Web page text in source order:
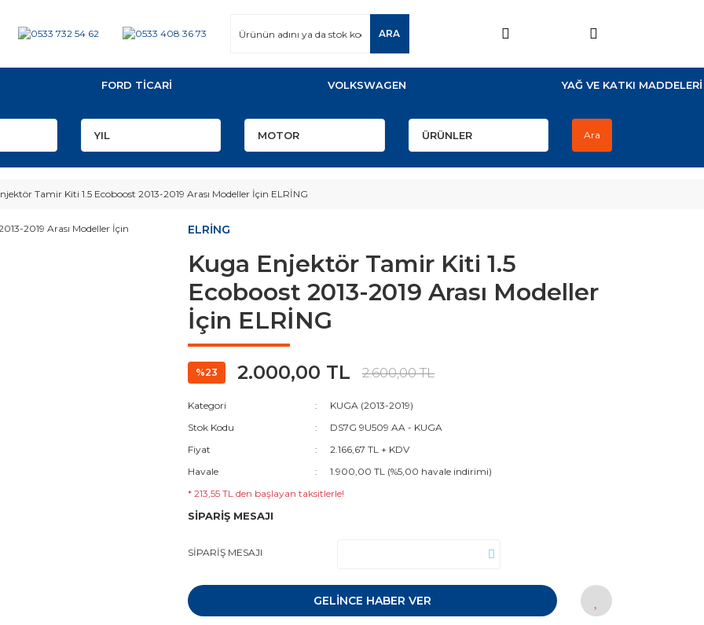
ARA
FORD TİCARİ VOLKSWAGEN YAĞ VE KATKI MADDELERİ
Ara
Tamir Kiti 1.5 Ecoboost 2013-2019 Arası Modeller İçin ELRİNG
ELRİNG
Kuga Enjektör Tamir Kiti 1.5
Ecoboost 2013-2019 Arası Modeller
İçin ELRİNG
%23 2.000,00 TL 2.600,00 TL
Kategori
KUGA (2013-2019)
Stok Kodu
DS7G 9U509 AA - KUGA
Fiyat
2.166,67 TL + KDV
Havale
1.900,00 TL (%5,00 havale indirimi)
* 213,55 TL den başlayan taksitlerle!
SİPARİŞ MESAJI
SİPARİŞ MESAJI
GELİNCE HABER VER